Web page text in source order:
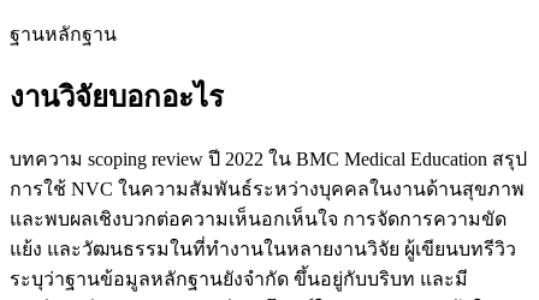
ฐานหลักฐาน
งานวิจัยบอกอะไร
บทความ scoping review ปี 2022 ใน BMC Medical Education สรุป
การใช้ NVC ในความสัมพันธ์ระหว่างบุคคลในงานด้านสุขภาพ
และพบผลเชิงบวกต่อความเห็นอกเห็นใจ การจัดการความขัด
แย้ง และวัฒนธรรมในที่ทำงานในหลายงานวิจัย ผู้เขียนบทรีวิว
ระบุว่าฐานข้อมูลหลักฐานยังจำกัด ขึ้นอยู่กับบริบท และมี